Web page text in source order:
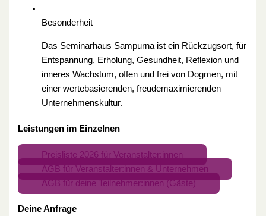
Besonderheit
Das Seminarhaus Sampurna ist ein Rückzugsort, für
Entspannung, Erholung, Gesundheit, Reflexion und
inneres Wachstum, offen und frei von Dogmen, mit
einer wertebasierenden, freudemaximierenden
Unternehmenskultur.
Leistungen im Einzelnen
Preisliste 2026 für Veranstalter:innen
AGB für Veranstalter:innen & Unternehmen
AGB für deine Teilnehmer:innen (Gäste)
Deine Anfrage